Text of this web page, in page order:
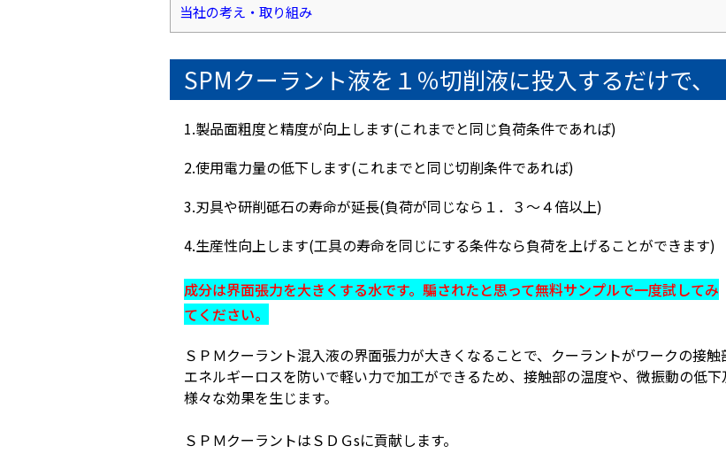
当社の考え・取り組み
SPMクーラント液を１％切削液に投入するだけで、
1.製品面粗度と精度が向上します(これまでと同じ負荷条件であれば)
2.使用電力量の低下します(これまでと同じ切削条件であれば)
3.刃具や研削砥石の寿命が延長(負荷が同じなら１．３～４倍以上)
4.生産性向上します(工具の寿命を同じにする条件なら負荷を上げることができます)
成分は界面張力を大きくする水です。騙されたと思って無料サンプルで一度試してみ
てください。
ＳＰＭクーラント混入液の界面張力が大きくなることで、クーラントがワークの接
エネルギーロスを防いで軽い力で加工ができるため、接触部の温度や、微振動の低
様々な効果を生じます。
ＳＰＭクーラントはＳＤＧsに貢献します。